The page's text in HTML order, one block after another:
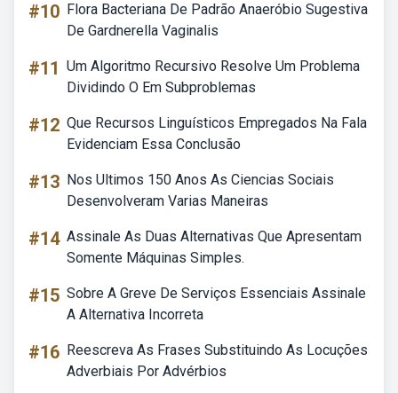
#10 Flora Bacteriana De Padrão Anaeróbio Sugestiva
De Gardnerella Vaginalis
#11 Um Algoritmo Recursivo Resolve Um Problema
Dividindo O Em Subproblemas
#12 Que Recursos Linguísticos Empregados Na Fala
Evidenciam Essa Conclusão
#13 Nos Ultimos 150 Anos As Ciencias Sociais
Desenvolveram Varias Maneiras
#14 Assinale As Duas Alternativas Que Apresentam
Somente Máquinas Simples.
#15 Sobre A Greve De Serviços Essenciais Assinale
A Alternativa Incorreta
#16 Reescreva As Frases Substituindo As Locuções
Adverbiais Por Advérbios